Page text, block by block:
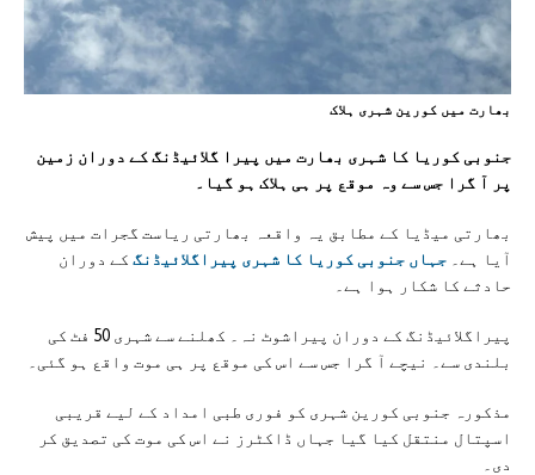
بھارت ميں کورين شہری ہلاک
جنوبی کوریا کا شہری بھارت میں پیرا گلائیڈنگ کے دوران زمین
پر آ گرا جس سے وہ موقع پر ہی ہلاک ہو گیا۔
بھارتی میڈیا کے مطابق یہ واقعہ بھارتی ریاست گجرات میں پیش
آیا ہے۔ جہاں جنوبی کوریا کا شہری پیراگلائیڈنگ کے دوران
حادثے کا شکار ہوا ہے۔
پیراگلائیڈنگ کے دوران پیراشوٹ نہ۔ کھلنے سے شہری 50 فٹ کی
بلندی سے۔ نیچے آ گرا جس سے اس کی موقع پر ہی موت واقع ہو گئی۔
مذکورہ جنوبی کورین شہری کو فوری طبی امداد کے لیے قریبی
اسپتال منتقل کیا گیا جہاں ڈاکٹرز نے اس کی موت کی تصدیق کر
دی۔